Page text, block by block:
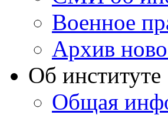
Военное
Архив
Об институте
Общая